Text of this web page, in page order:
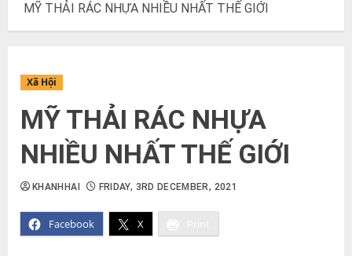
MỸ THẢI RÁC NHỰA NHIỀU NHẤT THẾ GIỚI
Xã Hội
MỸ THẢI RÁC NHỰA
NHIỀU NHẤT THẾ GIỚI
Facebook X
KHANHHAI FRIDAY, 3RD DECEMBER, 2021